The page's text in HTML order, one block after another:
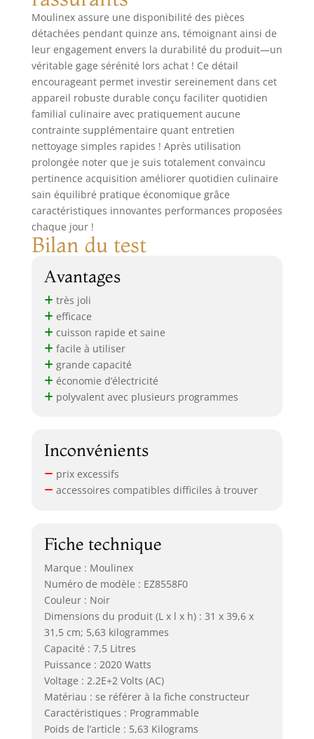
Moulinex assure une disponibilité des pièces
détachées pendant quinze ans, témoignant ainsi de
leur engagement envers la durabilité du produit—un
véritable gage sérénité lors achat ! Ce détail
encourageant permet investir sereinement dans cet
appareil robuste durable conçu faciliter quotidien
familial culinaire avec pratiquement aucune
contrainte supplémentaire quant entretien
nettoyage simples rapides ! Après utilisation
prolongée noter que je suis totalement convaincu
pertinence acquisition améliorer quotidien culinaire
sain équilibré pratique économique grâce
caractéristiques innovantes performances proposées
chaque jour !
Bilan du test
Avantages
très joli
efficace
cuisson rapide et saine
facile à utiliser
grande capacité
économie d’électricité
polyvalent avec plusieurs programmes
Inconvénients
prix excessifs
accessoires compatibles difficiles à trouver
Fiche technique
Marque : Moulinex
Numéro de modèle : EZ8558F0
Couleur : Noir
Dimensions du produit (L x l x h) : 31 x 39,6 x
31,5 cm; 5,63 kilogrammes
Capacité : 7,5 Litres
Puissance : 2020 Watts
Voltage : 2.2E+2 Volts (AC)
Matériau : se référer à la fiche constructeur
Caractéristiques : Programmable
Poids de l’article : 5,63 Kilograms